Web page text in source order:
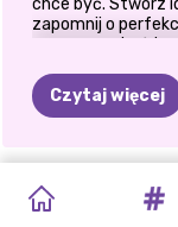
chce być. Stwórz
zapomnij o
mogła uzyskać
dobrze grając w
Czytaj więcej
GIRLS
UPIORNY
MAKIJAŻ
POLINEZYJSKA
KSIĘŻNICZKA
WYZWANIE
KSIĘŻNICZEK